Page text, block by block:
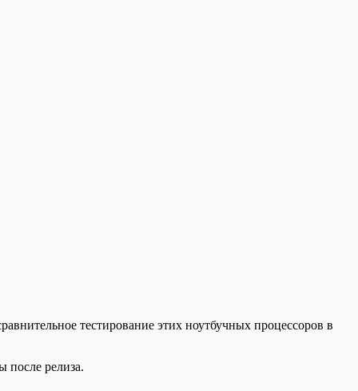
тестирование этих ноутбучных процессоров в
после релиза.